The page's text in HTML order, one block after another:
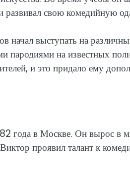
развивал свою комедийную
начал выступать на
на известных
и это придало ему
года в Москве. Он вырос в
проявил талант к